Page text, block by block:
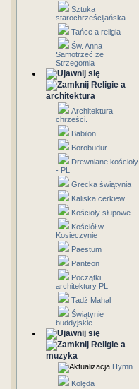
Sztuka
starochrześcijańska
Tańce a religia
Św. Anna
Samotrzeć ze
Strzegomia
Religie a
architektura
Architektura
chrześci.
Babilon
Borobudur
Drewniane kościoły
- PL
Grecka świątynia
Kaliska cerkiew
Kościoły słupowe
Kościół w
Kosieczynie
Paestum
Panteon
Początki
architektury PL
Tadż Mahal
Świątynie
buddyjskie
Religie a
muzyka
Hymn
Kolęda